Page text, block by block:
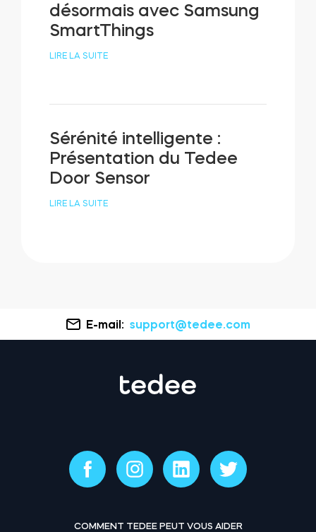
désormais avec Samsung
SmartThings
LIRE LA SUITE
Sérénité intelligente :
Présentation du Tedee
Door Sensor
LIRE LA SUITE
E-mail: support@tedee.com
COMMENT TEDEE PEUT VOUS AIDER